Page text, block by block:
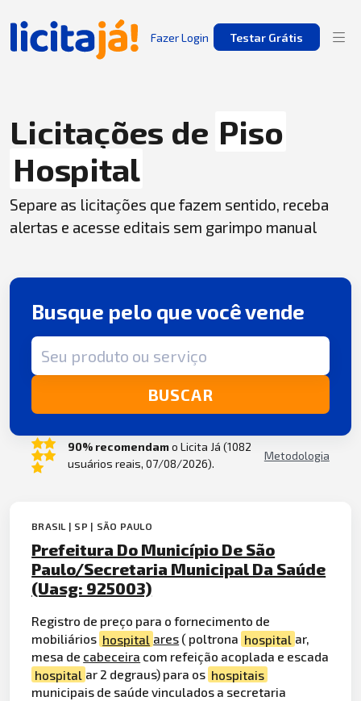
Fazer Login Testar Grátis
Licitações de Piso
Hospital
Separe as licitações que fazem sentido, receba
alertas e acesse editais sem garimpo manual
Busque pelo que você vende
Termo de busca
BUSCAR
90% recomendamo Licita Já (1082
usuários reais, 07/08/2026).
Metodologia
BRASIL | SP | SÃO PAULO
Prefeitura Do Município De São
Paulo/Secretaria Municipal Da Saúde
(Uasg: 925003)
Registro de preço para o fornecimento de
mobiliários hospital ares ( poltrona hospital ar,
mesa de cabeceira com refeição acoplada e escada
hospital ar 2 degraus) para os hospitais
municipais de saúde vinculados a secretaria